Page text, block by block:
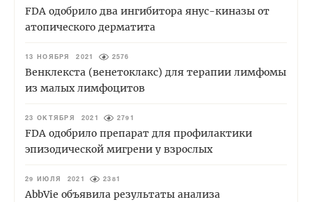
FDA одобрило два ингибитора янус-киназы от
атопического дерматита
13 НОЯБРЯ 2021 2576
Венклекста (венетоклакс) для терапии лимфомы
из малых лимфоцитов
23 ОКТЯБРЯ 2021 2791
FDA одобрило препарат для профилактики
эпизодической мигрени у взрослых
29 ИЮЛЯ 2021 2381
AbbVie объявила результаты анализа